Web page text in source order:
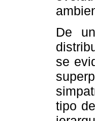
De
se
tipo